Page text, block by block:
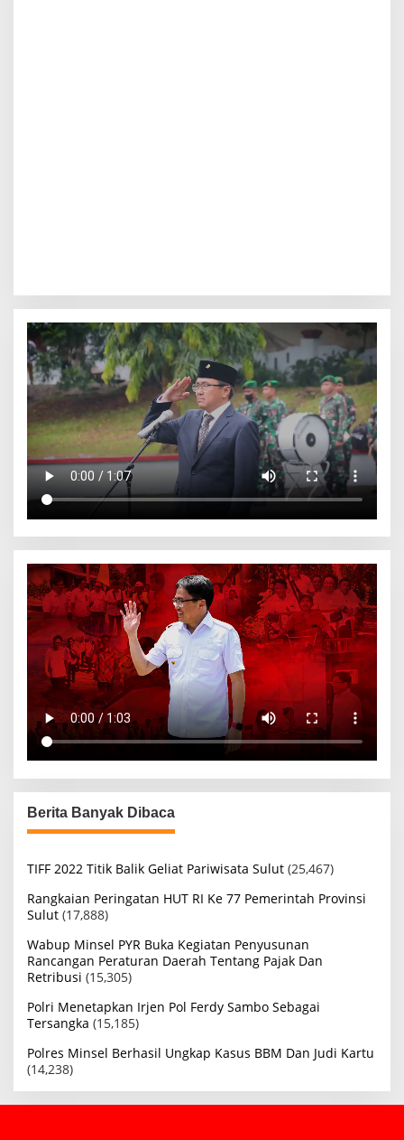
Berita Banyak Dibaca
TIFF 2022 Titik Balik Geliat Pariwisata Sulut (25,467)
Rangkaian Peringatan HUT RI Ke 77 Pemerintah Provinsi
Sulut (17,888)
Wabup Minsel PYR Buka Kegiatan Penyusunan
Rancangan Peraturan Daerah Tentang Pajak Dan
Retribusi (15,305)
Polri Menetapkan Irjen Pol Ferdy Sambo Sebagai
Tersangka (15,185)
Polres Minsel Berhasil Ungkap Kasus BBM Dan Judi Kartu
(14,238)